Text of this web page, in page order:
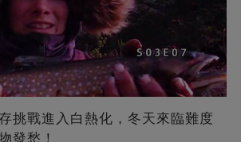
挑戰進入白熱化，冬天來臨難度
發愁！